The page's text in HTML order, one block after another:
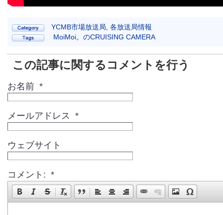
YCMB市場放送局, 各放送局情報
MoiMoi。のCRUISING CAMERA
この記事に関するコメントを行う
お名前 *
メールアドレス *
ウェブサイト
コメント: *